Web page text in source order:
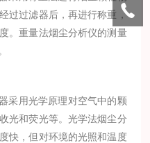
过过滤器后，再进行称重，
。重量法烟尘分析仪的测量
用光学原理对空气中的颗
光和荧光等。光学法烟尘分
快，但对环境的光照和温度